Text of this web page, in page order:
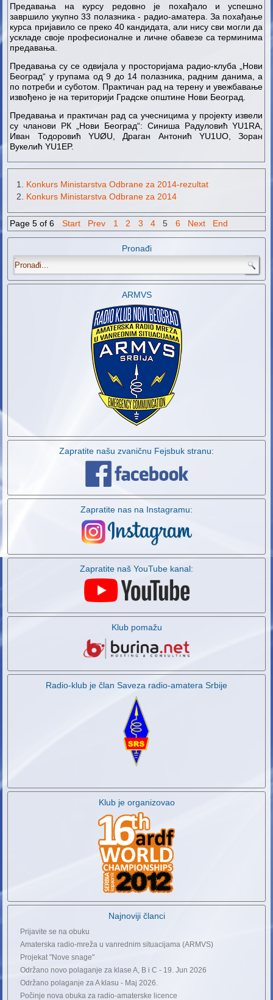
Предавања на курсу редовно је похађало и успешно
завршило укупно 33 полазника - радио-аматера. За похађање
курса пријавило се преко 40 кандидата, али нису сви могли да
ускладе своје професионалне и личне обавезе са терминима
предавања.
Предавања су се одвијала у просторијама радио-клуба „Нови
Београд“ у групама од 9 до 14 полазника, радним данима, а
по потреби и суботом. Практичан рад на терену и увежбавање
извођено је на територији Градске општине Нови Београд.
Предавања и практичан рад са учесницима у пројекту извели
су чланови РК „Нови Београд“: Синиша Радуловић YU1RA,
Иван Тодоровић YUØU, Драган Антонић YU1UO, Зоран
Вукелић YU1EP.
Konkurs Ministarstva Odbrane za 2014-rezultat
Konkurs Ministarstva Odbrane za 2014
Page 5 of 6 Start Prev 1 2 3 4 5 6 Next End
Pronađi
.
ARMVS
Zapratite našu zvaničnu Fejsbuk stranu:
Zapratite nas na Instagramu:
Zapratite naš YouTube kanal:
Klub pomažu
Radio-klub je član Saveza radio-amatera Srbije
Klub je organizovao
Najnoviji članci
Prijavite se na obuku
Amaterska radio-mreža u vanrednim situacijama (ARMVS)
Projekat "Nove snage"
Održano novo polaganje za klase A, B i C - 19. Jun 2026
Održano polaganje za A klasu - Maj 2026.
Počinje nova obuka za radio-amaterske licence